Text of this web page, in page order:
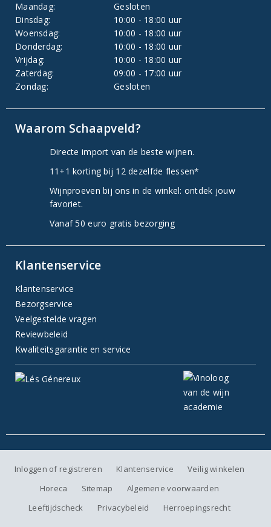
Maandag:
Gesloten
Dinsdag:
10:00 - 18:00 uur
Woensdag:
10:00 - 18:00 uur
Donderdag:
10:00 - 18:00 uur
Vrijdag:
10:00 - 18:00 uur
Zaterdag:
09:00 - 17:00 uur
Zondag:
Gesloten
Waarom Schaapveld?
Directe import van de beste wijnen.
11+1 korting bij 12 dezelfde flessen*
Wijnproeven bij ons in de winkel: ontdek jouw
favoriet.
Vanaf 50 euro gratis bezorging
Klantenservice
Klantenservice
Bezorgservice
Veelgestelde vragen
Reviewbeleid
Kwaliteitsgarantie en service
Inloggen of registreren Klantenservice
Veilig winkelen
Horeca
Sitemap
Algemene voorwaarden
Leeftijdscheck
Privacybeleid Herroepingsrecht